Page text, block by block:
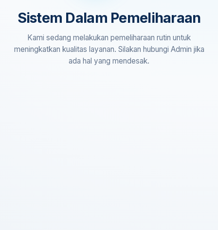
Sistem Dalam Pemeliharaan
Kami sedang melakukan pemeliharaan rutin untuk
meningkatkan kualitas layanan. Silakan hubungi Admin jika
ada hal yang mendesak.